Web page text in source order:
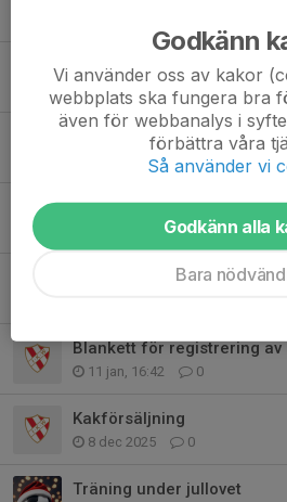
Justerade träningstider
23 feb, 15:00
21 feb, 22:33 0
Information
13 feb, 17:12 0
Finspångsbadhus söndag
Blankett för registrering av
11 jan, 16:42 0
Kakförsäljning
8 dec 2025 0
Träning under jullovet
Godkänn
Vi använder oss av kakor
webbplats ska fungera bra
även för webbanalys i
förbättra våra
Så använder vi
Godkänn alla
Bara